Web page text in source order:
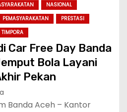
NASIONAL
PEMASYARAKATAN
PRESTASI
TIMPORA
Car Free Day Banda
Bola Layani
Pekan
Banda Aceh – Kantor